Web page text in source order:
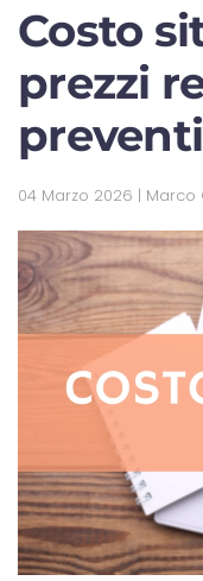
Costo
prezzi
04 Marzo 2026 | Marco